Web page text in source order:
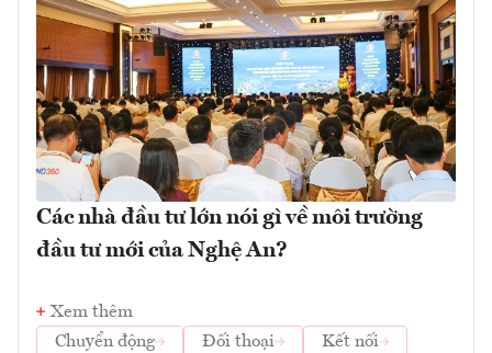
Các nhà đầu tư lớn nói gì về môi trường
đầu tư mới của Nghệ An?
Xem thêm
Chuyển động
Đối thoại
Kết nối